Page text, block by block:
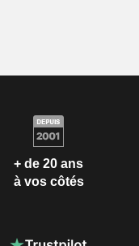
+ de 20 ans
à vos côtés